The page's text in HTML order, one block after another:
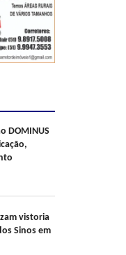
DOMINUS
vistoria
Sinos em